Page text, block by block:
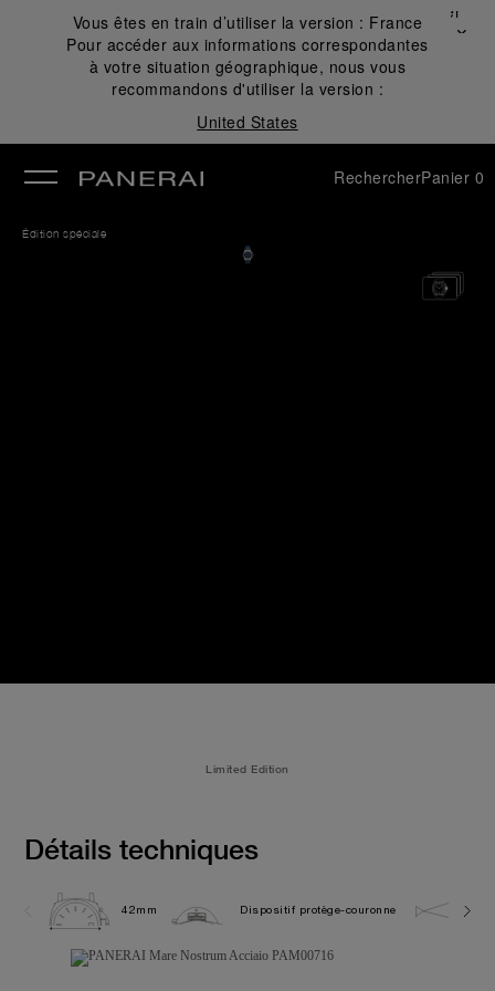
Vous êtes en train d’utiliser la version : France
Pour accéder aux informations correspondantes
à votre situation géographique, nous vous
recommandons d'utiliser la version :
United States
Fermer
✕
RechercherPanier 0
Édition spéciale
Limited Edition
Détails techniques
42mm Dispositif protège-couronne